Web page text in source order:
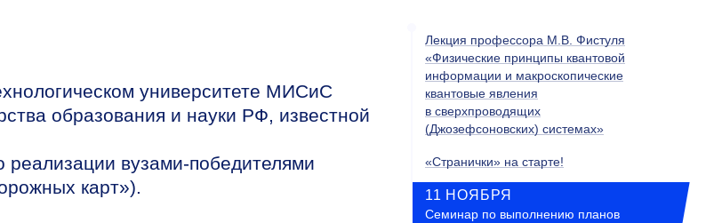
университете МИСиС
образования и науки РФ, известной
вузами-победителями
карт»).
Лекция профессора М.В. Фистуля
«Физические принципы квантовой
информации и макроскопические
квантовые явления
в сверхпроводящих
(Джозефсоновских) системах»
«Странички» на старте!
11 НОЯБРЯ
Семинар по выполнению планов